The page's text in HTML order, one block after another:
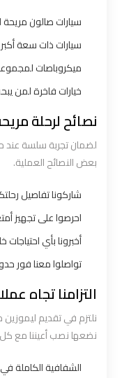
سيارات صالون مريحة
سيارات ذات سعة
ميكروباصات
خيارات فاخرة لمن
نصائح لرحلة
لضمان تجربة سلسة عند
بعض النصائح العملية.
شاركونا تفاصيل
احرصوا على تجهيز
أخبرونا بأي
تواصلوا معنا فور
التزامنا تجاه
نلتزم في تقديم
نضعها نصب أعيننا مع
الشفافية الكاملة
الاسكندرية
القاهرة
ليموزين
الاسكندريه
الاسكندريه
السويس
ليموزين